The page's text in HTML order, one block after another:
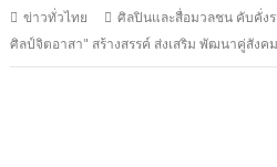
ข่าวทั่วไทย
ศิลปินและสื่อมวลชน คับคั่ง
ศิลป์จิตอาสา" สร้างสรรค์ ส่งเสริม พัฒนาคู่สังค